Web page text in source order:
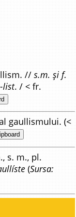
//s.m. și f.
list. / < fr.
gaullismului. (<
s. m., pl.
(Sursa: